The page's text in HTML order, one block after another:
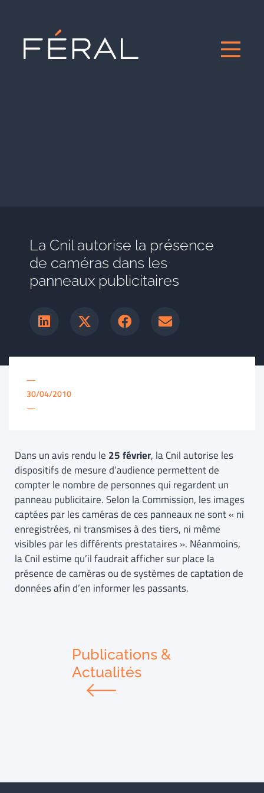
La Cnil autorise la présence
de caméras dans les
panneaux publicitaires
—
30/04/2010
—
Dans un avis rendu le 25 février, la Cnil autorise les
dispositifs de mesure d’audience permettent de
compter le nombre de personnes qui regardent un
panneau publicitaire. Selon la Commission, les images
captées par les caméras de ces panneaux ne sont « ni
enregistrées, ni transmises à des tiers, ni même
visibles par les différents prestataires ». Néanmoins,
la Cnil estime qu’il faudrait afficher sur place la
présence de caméras ou de systèmes de captation de
données afin d’en informer les passants.
Publications &
Actualités